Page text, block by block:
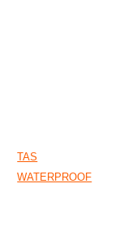
TAS
WATERPROOF